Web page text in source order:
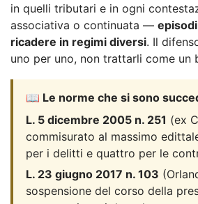
in quelli tributari e in ogni
associativa o continuata —
ricadere in regimi diversi. Il
uno per uno, non trattarli come un
📖 Le norme che si sono
L. 5 dicembre 2005 n. 251 (ex
commisurato al massimo
per i delitti e quattro per le
L. 23 giugno 2017 n. 103
sospensione del corso della